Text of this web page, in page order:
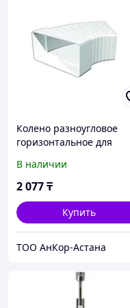
Колено разноугловое
горизонтальное для
воздуховодов 60х204
В наличии
2 077₸
Купить
ТОО АнКор-Астана